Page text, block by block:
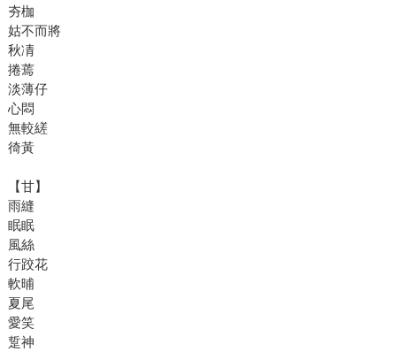
夯枷
姑不而將
秋凊
捲蔫
淡薄仔
心悶
無較縒
徛黃
【甘】
雨縫
眠眠
風絲
行跤花
軟晡
夏尾
愛笑
踅神